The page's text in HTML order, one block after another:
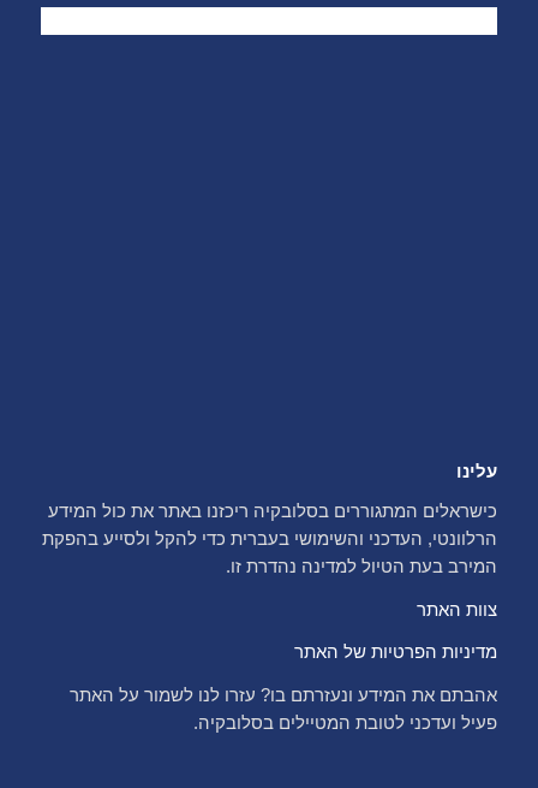
עלינו
כישראלים המתגוררים בסלובקיה ריכזנו באתר את כול המידע
הרלוונטי, העדכני והשימושי בעברית כדי להקל ולסייע בהפקת
המירב בעת הטיול למדינה נהדרת זו.
צוות האתר
מדיניות הפרטיות של האתר
אהבתם את המידע ונעזרתם בו? עזרו לנו לשמור על האתר
פעיל ועדכני לטובת המטיילים בסלובקיה.